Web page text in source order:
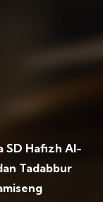
SD Hafizh Al-
Tadabbur